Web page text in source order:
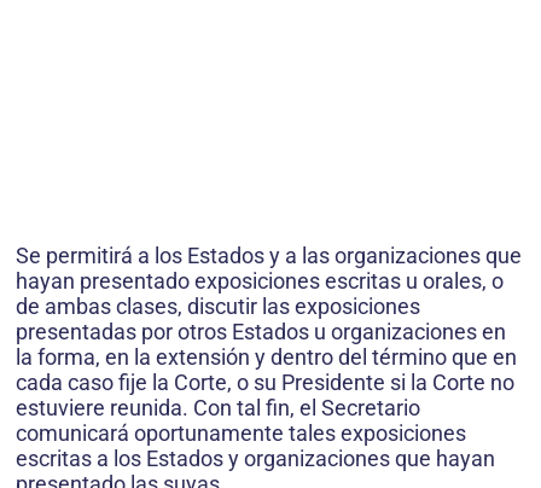
Se permitirá a los Estados y a las organizaciones que
hayan presentado exposiciones escritas u orales, o
de ambas clases, discutir las exposiciones
presentadas por otros Estados u organizaciones en
la forma, en la extensión y dentro del término que en
cada caso fije la Corte, o su Presidente si la Corte no
estuviere reunida. Con tal fin, el Secretario
comunicará oportunamente tales exposiciones
escritas a los Estados y organizaciones que hayan